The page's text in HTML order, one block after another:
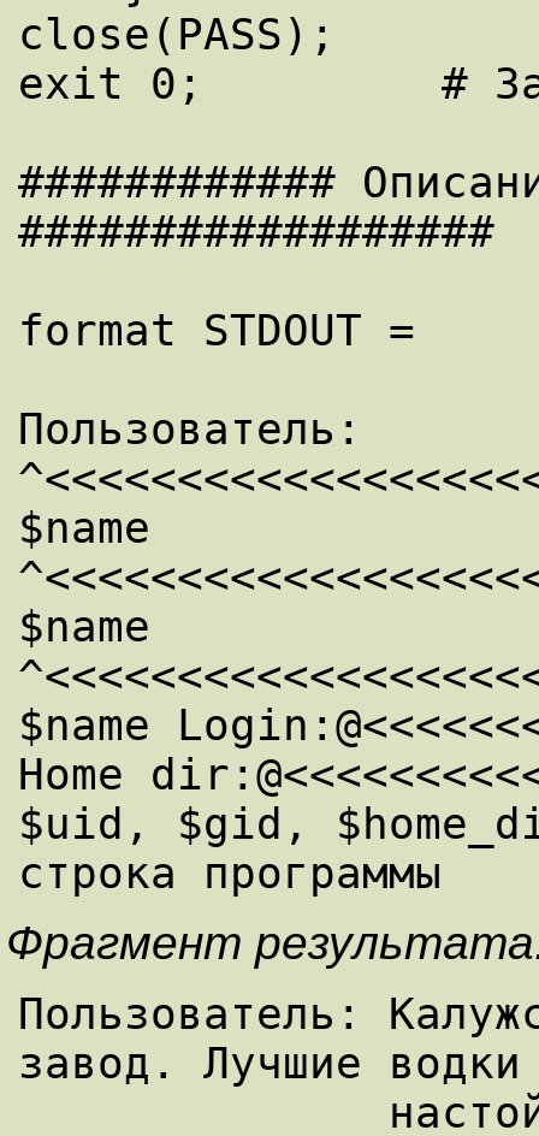
close(PASS);
exit 0;		# Завершение программы
############
##################
format STDOUT =
Пользователь:
$name
$name
$name
Home
$uid, $gid,
строка программы
Фрагмент
Пользователь:
завод. Лучшие